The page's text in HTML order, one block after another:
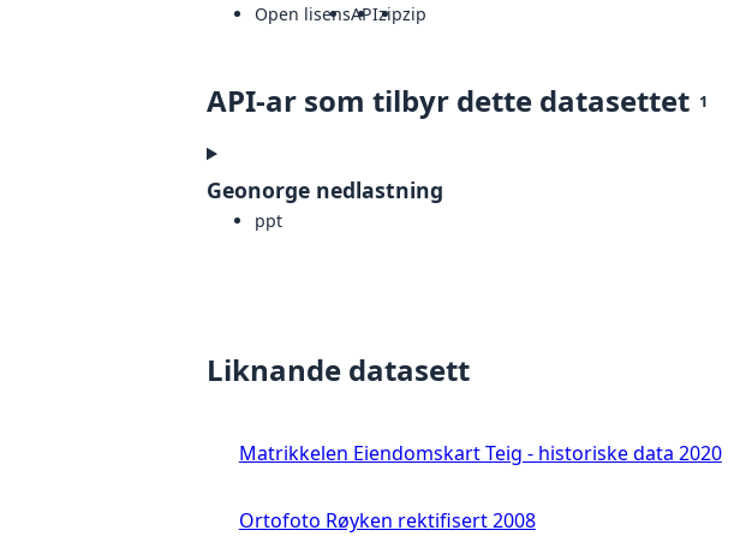
Open lisensAPIzipzip
API-ar som tilbyr dette datasettet 1
Geonorge nedlastning
ppt
Liknande datasett
Matrikkelen Eiendomskart Teig - historiske data 2020
Ortofoto Røyken rektifisert 2008